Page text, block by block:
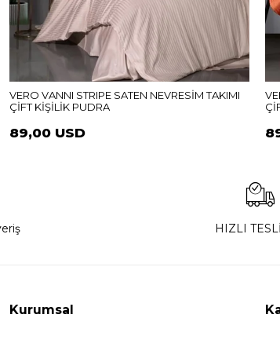
VERO VANNI STRIPE SATEN NEVRESİM TAKIMI
ÇİFT KİŞİLİK PUDRA
89,00 USD
HIZLI
Kurumsal